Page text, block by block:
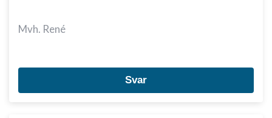
Mvh. René
Svar